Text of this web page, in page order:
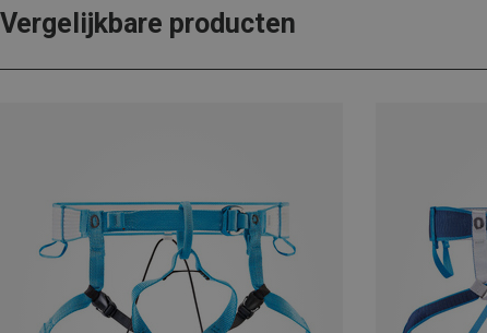
Vergelijkbare producten